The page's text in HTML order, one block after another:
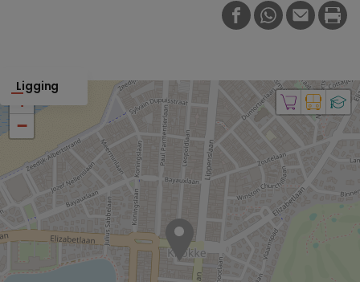
FACEBOOK
WHATSAPP
E-MAIL
Ligging
+
−